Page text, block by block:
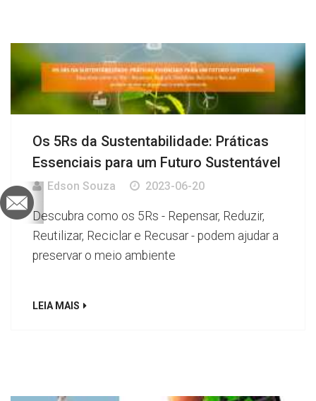
Os 5Rs da Sustentabilidade: Práticas
Essenciais para um Futuro Sustentável
Edson Souza 2023-06-20
Descubra como os 5Rs - Repensar, Reduzir,
Reutilizar, Reciclar e Recusar - podem ajudar a
preservar o meio ambiente
LEIA MAIS